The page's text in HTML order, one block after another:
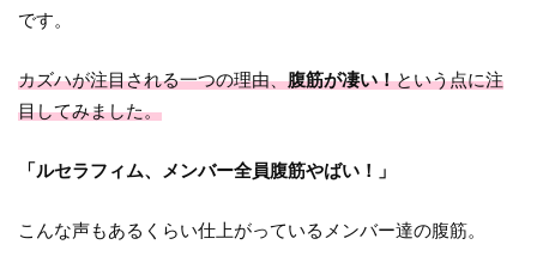
です。
カズハが注目される一つの理由、腹筋が凄い！という点に注
目してみました。
「ルセラフィム、メンバー全員腹筋やばい！」
こんな声もあるくらい仕上がっているメンバー達の腹筋。